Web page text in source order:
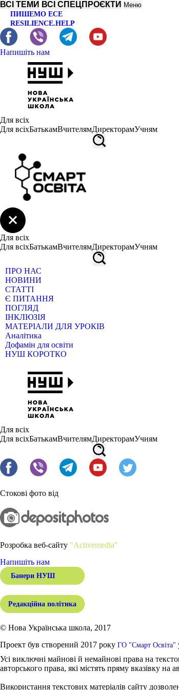
ВСІ ТЕМИ ВСІ СПЕЦПРОЄКТИ Меню
ПИШЕМО ЕСЕ
RESILIENCE.HELP
Напишіть нам
Для всіх
Для всіхБатькамВчителямДиректорамУчням
Для всіх
Для всіхБатькамВчителямДиректорамУчням
ПРО НАС
НОВИНИ
СТАТТІ
Є ПИТАННЯ
ПОГЛЯД
ІНКЛЮЗІЯ
МАТЕРІАЛИ ДЛЯ УРОКІВ
Аналітика
Дофамін для освіти
НУШ КОРОТКО
Для всіх
Для всіхБатькамВчителямДиректорамУчням
Стокові фото від
Розробка веб-сайту "Activemedia"
Напишіть нам
Банери НУШ
Редакційна політика
© Нова Українська школа, 2017
Проект був створений 2017 року ГО "Смарт Освіта"
Усі виключні майнові й немайнові права на
авторського права, які містять пряму вказівку на
Використання текстових матеріалів сайту